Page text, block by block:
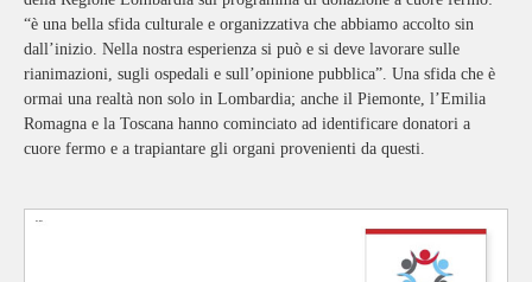
“è una bella sfida culturale e organizzativa che abbiamo accolto sin
dall’inizio. Nella nostra esperienza si può e si deve lavorare sulle
rianimazioni, sugli ospedali e sull’opinione pubblica”. Una sfida che è
ormai una realtà non solo in Lombardia; anche il Piemonte, l’Emilia
Romagna e la Toscana hanno cominciato ad identificare donatori a
cuore fermo e a trapiantare gli organi provenienti da questi.